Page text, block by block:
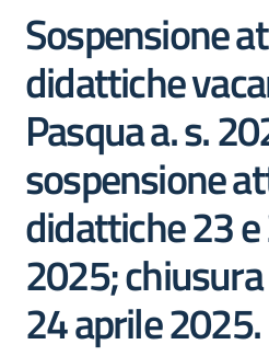
Sospensione
didattiche
Pasqua a. s.
sospensione
didattiche 23
2025;
24 aprile 2025.